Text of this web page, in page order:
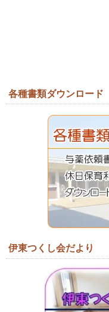
各種書類ダウンロード
伊東つくし会だより